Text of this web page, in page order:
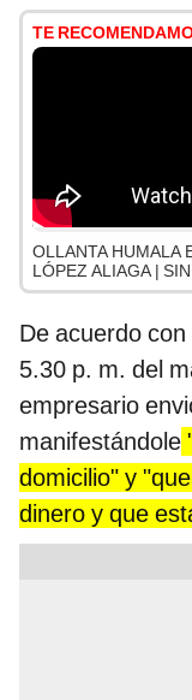
TE
OLLANTA HUMALA
LÓPEZ ALIAGA |
De acuerdo
5.30 p. m. del
empresario
manifestándole
domicilio" y
dinero y que